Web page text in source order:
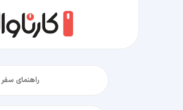
راهنمای سفر